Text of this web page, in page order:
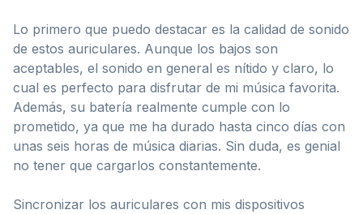
Lo primero que puedo destacar es la calidad de sonido
de estos auriculares. Aunque los bajos son
aceptables, el sonido en general es nítido y claro, lo
cual es perfecto para disfrutar de mi música favorita.
Además, su batería realmente cumple con lo
prometido, ya que me ha durado hasta cinco días con
unas seis horas de música diarias. Sin duda, es genial
no tener que cargarlos constantemente.
Sincronizar los auriculares con mis dispositivos